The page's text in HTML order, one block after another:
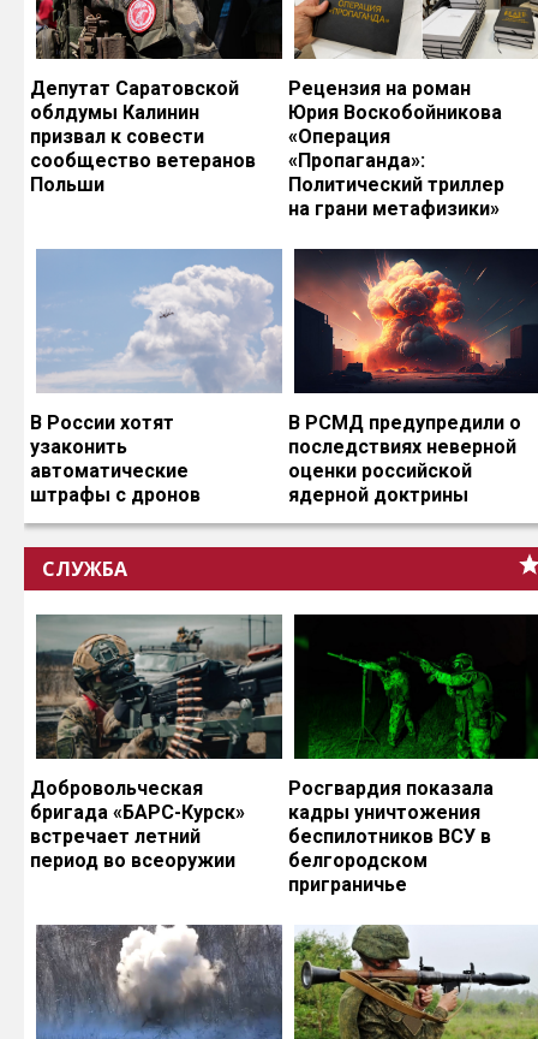
Депутат Саратовской
облдумы Калинин
призвал к совести
сообщество ветеранов
Польши
Рецензия на роман
Юрия Воскобойникова
«Операция
«Пропаганда»:
Политический триллер
на грани метафизики»
В России хотят
узаконить
автоматические
штрафы с дронов
В РСМД предупредили о
последствиях неверной
оценки российской
ядерной доктрины
СЛУЖБА
Добровольческая
бригада «БАРС-Курск»
встречает летний
период во всеоружии
Росгвардия показала
кадры уничтожения
беспилотников ВСУ в
белгородском
приграничье